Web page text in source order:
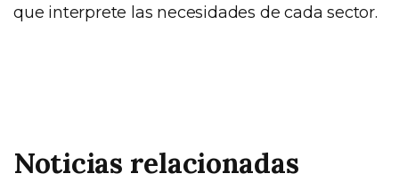
que interprete las necesidades de cada sector.
Noticias relacionadas